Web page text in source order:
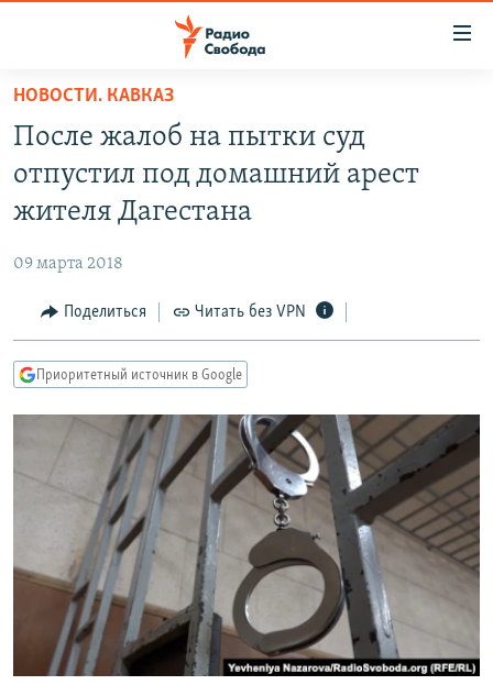
упрощенного
доступа
основному
Вернутся
Вернутся
АВТОРСКИЕ ПРОЕКТЫ
МНЕНИЯ
КУЛЬТУРА
КАВКАЗ.РЕАЛИИ
СЕВЕР.РЕАЛИИ
СИБИРЬ.РЕАЛИИ
РАСПИСАНИЕ ВЕЩАНИЯ
ПОДПИШИТЕСЬ НА РАССЫЛКУ
СОЦИАЛЬНЫЕ СЕТИ
НОВОСТИ. КАВКАЗ
После жалоб на пытки суд
отпустил под домашний арест
жителя Дагестана
09 марта 2018
Поделиться Читать без VPN
Приоритетный источник в Google